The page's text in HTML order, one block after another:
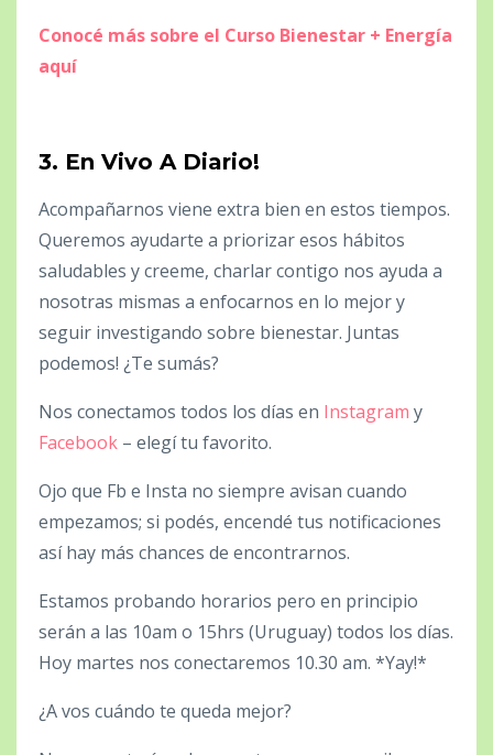
Conocé más sobre el Curso Bienestar + Energía
aquí
3. En Vivo A Diario!
Acompañarnos viene extra bien en estos tiempos.
Queremos ayudarte a priorizar esos hábitos
saludables y creeme, charlar contigo nos ayuda a
nosotras mismas a enfocarnos en lo mejor y
seguir investigando sobre bienestar. Juntas
podemos! ¿Te sumás?
Nos conectamos todos los días en Instagram y
Facebook – elegí tu favorito.
Ojo que Fb e Insta no siempre avisan cuando
empezamos; si podés, encendé tus notificaciones
así hay más chances de encontrarnos.
Estamos probando horarios pero en principio
serán a las 10am o 15hrs (Uruguay) todos los días.
Hoy martes nos conectaremos 10.30 am. *Yay!*
¿A vos cuándo te queda mejor?